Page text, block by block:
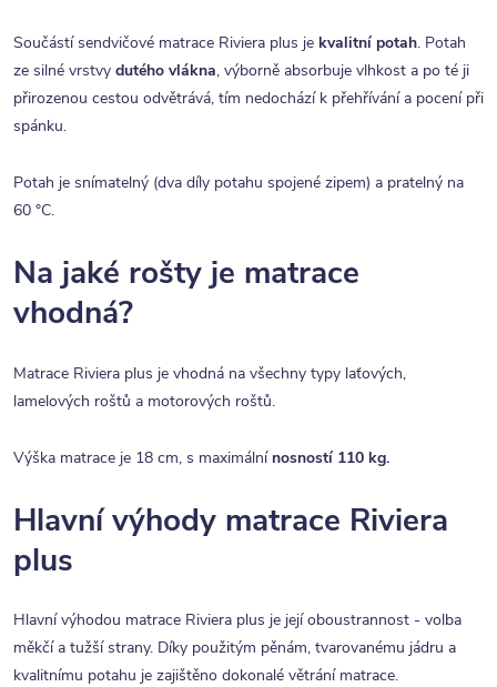
Součástí sendvičové matrace Riviera plus je kvalitní potah. Potah
ze silné vrstvy dutého vlákna, výborně absorbuje vlhkost a po té ji
přirozenou cestou odvětrává, tím nedochází k přehřívání a pocení při
spánku.
Potah je snímatelný (dva díly potahu spojené zipem) a pratelný na
60 °C.
Na jaké rošty je matrace
vhodná?
Matrace Riviera plus je vhodná na všechny typy laťových,
lamelových roštů a motorových roštů.
Výška matrace je 18 cm, s maximální nosností 110 kg.
Hlavní výhody matrace Riviera
plus
Hlavní výhodou matrace Riviera plus je její oboustrannost - volba
měkčí a tužší strany. Díky použitým pěnám, tvarovanému jádru a
kvalitnímu potahu je zajištěno dokonalé větrání matrace.